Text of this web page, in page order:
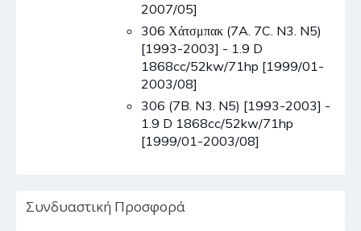
2007/05]
306 Χάτσμπακ (7A. 7C. N3. N5)
[1993-2003] - 1.9 D
1868cc/52kw/71hp [1999/01-
2003/08]
306 (7B. N3. N5) [1993-2003] -
1.9 D 1868cc/52kw/71hp
[1999/01-2003/08]
Συνδυαστική Προσφορά